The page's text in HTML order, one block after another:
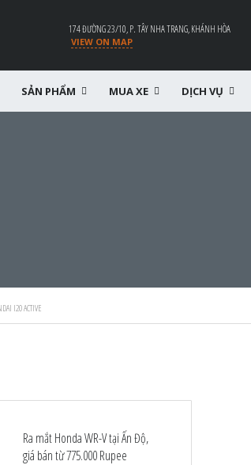
174 ĐƯỜNG 23/10, P. TÂY NHA TRANG, KHÁNH HÒA
VIEW ON MAP
SẢN PHẨM MUA XE DỊCH VỤ
I20 ACTIVE
Ra mắt Honda WR-V tại Ấn Độ,
giá bán từ 775.000 Rupee